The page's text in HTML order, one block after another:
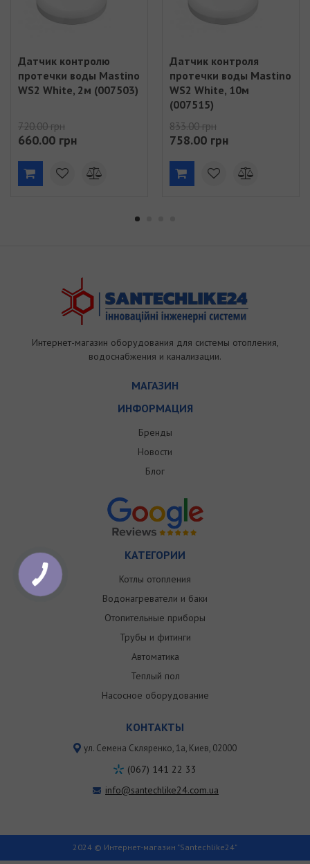
Датчик контролю
протечки воды Mastino
WS2 White, 2м (007503)
720.00 грн
660.00 грн
Датчик контроля
протечки воды Mastino
WS2 White, 10м
(007515)
833.00 грн
758.00 грн
Интернет-магазин оборудования для системы отопления,
водоснабжения и канализации.
МАГАЗИН
ИНФОРМАЦИЯ
Бренды
Новости
Блог
КАТЕГОРИИ
Котлы отопления
Водонагреватели и баки
Отопительные приборы
Трубы и фитинги
Автоматика
Теплый пол
Насосное оборудование
КОНТАКТЫ
ул. Семена Скляренко, 1a, Киев, 02000
(067) 141 22 33
info@santechlike24.com.ua
2024 © Интернет-магазин "Santechlike24"